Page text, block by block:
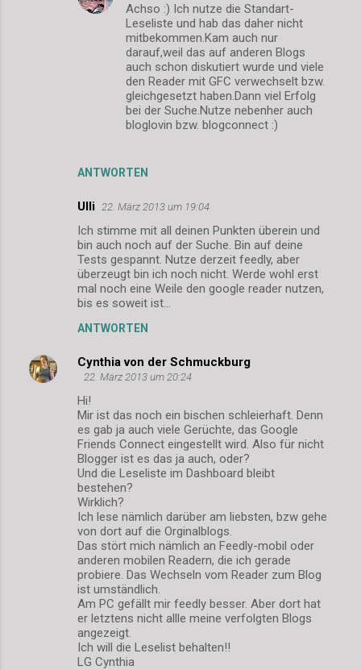
ANTWORTEN
Achso :) Ich nutze die Standart-
Leseliste und hab das daher nicht
mitbekommen.Kam auch nur
darauf,weil das auf anderen Blogs
auch schon diskutiert wurde und viele
den Reader mit GFC verwechselt bzw.
gleichgesetzt haben.Dann viel Erfolg
bei der Suche.Nutze nebenher auch
bloglovin bzw. blogconnect :)
Ulli 22. März 2013 um 19:04
Ich stimme mit all deinen Punkten überein und
bin auch noch auf der Suche. Bin auf deine
Tests gespannt. Nutze derzeit feedly, aber
überzeugt bin ich noch nicht. Werde wohl erst
mal noch eine Weile den google reader nutzen,
bis es soweit ist...
ANTWORTEN
Cynthia von der Schmuckburg
22. März 2013 um 20:24
Hi!
Mir ist das noch ein bischen schleierhaft. Denn
es gab ja auch viele Gerüchte, das Google
Friends Connect eingestellt wird. Also für nicht
Blogger ist es das ja auch, oder?
Und die Leseliste im Dashboard bleibt
bestehen?
Wirklich?
Ich lese nämlich darüber am liebsten, bzw gehe
von dort auf die Orginalblogs.
Das stört mich nämlich an Feedly-mobil oder
anderen mobilen Readern, die ich gerade
probiere. Das Wechseln vom Reader zum Blog
ist umständlich.
Am PC gefällt mir feedly besser. Aber dort hat
er letztens nicht allle meine verfolgten Blogs
angezeigt.
Ich will die Leselist behalten!!
LG Cynthia